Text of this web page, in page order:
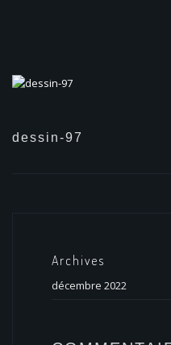
dessin-97
Archives
décembre 2022